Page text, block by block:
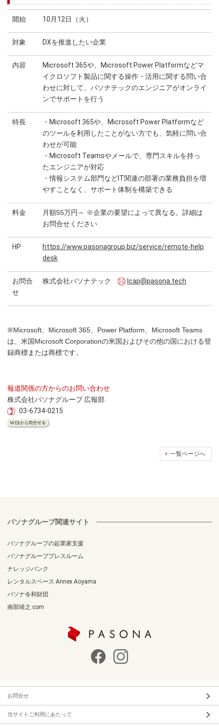
開始 10月12日（火）
対象 DXを推進したい企業
内容
Microsoft 365や、Microsoft Power Platformなどマ
イクロソフト製品に関する操作・活用に関する問い合
わせに対して、パソナテックのエンジニアがオンライ
ンでサポートを行う
特長
・Microsoft 365や、Microsoft Power Platformなど
のツールを利用したことがない方でも、気軽に問い合
わせが可能
・Microsoft Teamsやメールで、専門スキルを持っ
たエンジニアが対応
・情報システム部門などIT関連の部署の業務負担を増
やすことなく、サポート体制を構築できる
料金
月額55万円～ ※企業の要望によって異なる。詳細は
お問合せください
HP
https://www.pasonagroup.biz/service/remote-help
desk
お問合
せ
株式会社パソナテック lcap@pasona.tech
※Microsoft、Microsoft 365、Power Platform、Microsoft Teams
は、米国Microsoft Corporationの米国およびその他の国における登
録商標または商標です。
報道関係の方からのお問い合わせ
株式会社パソナグループ 広報部
03-6734-0215
一覧ページへ
パソナグループ関連サイト
パソナグループの起業家支援
パソナグループプレスルーム
ナレッジバンク
レンタルスペース Annex Aoyama
パソナ令和財団
南部靖之.com
お問合せ
当サイトご利用にあたって